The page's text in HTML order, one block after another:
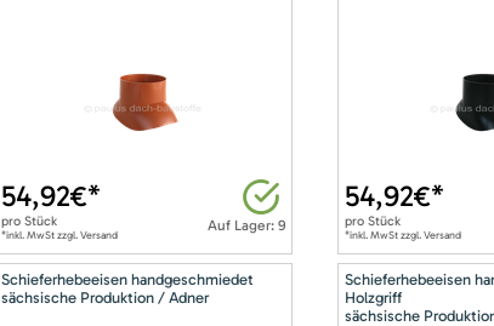
Auf Lager: 9
54,92€*
pro Stück
*inkl. MwSt zzgl. Versand
54,92€*
pro Stück
*inkl. MwSt zzgl. Versand
Schieferhebeeisen handgeschmiedet
sächsische Produktion / Adner
Schieferhebeeisen
Holzgriff
sächsische